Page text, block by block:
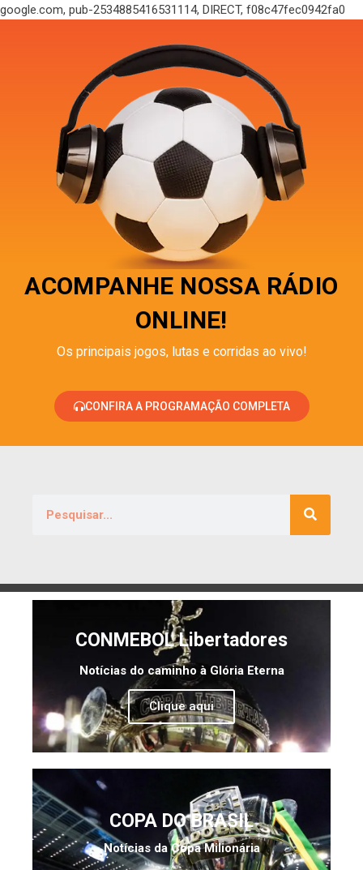
google.com, pub-2534885416531114, DIRECT, f08c47fec0942fa0
ACOMPANHE NOSSA RÁDIO
ONLINE!
Os principais jogos, lutas e corridas ao vivo!
CONFIRA A PROGRAMAÇÃO COMPLETA
CONMEBOL Libertadores
Notícias do caminho à Glória Eterna
Clique aqui
COPA DO BRASIL
Notícias da Copa Milionária